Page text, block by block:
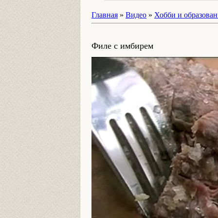
Главная » Видео » Хобби и
Филе с имбирем